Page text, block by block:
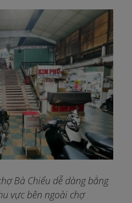
Bà Chiểu dễ dàng bằng
vực bên ngoài chợ